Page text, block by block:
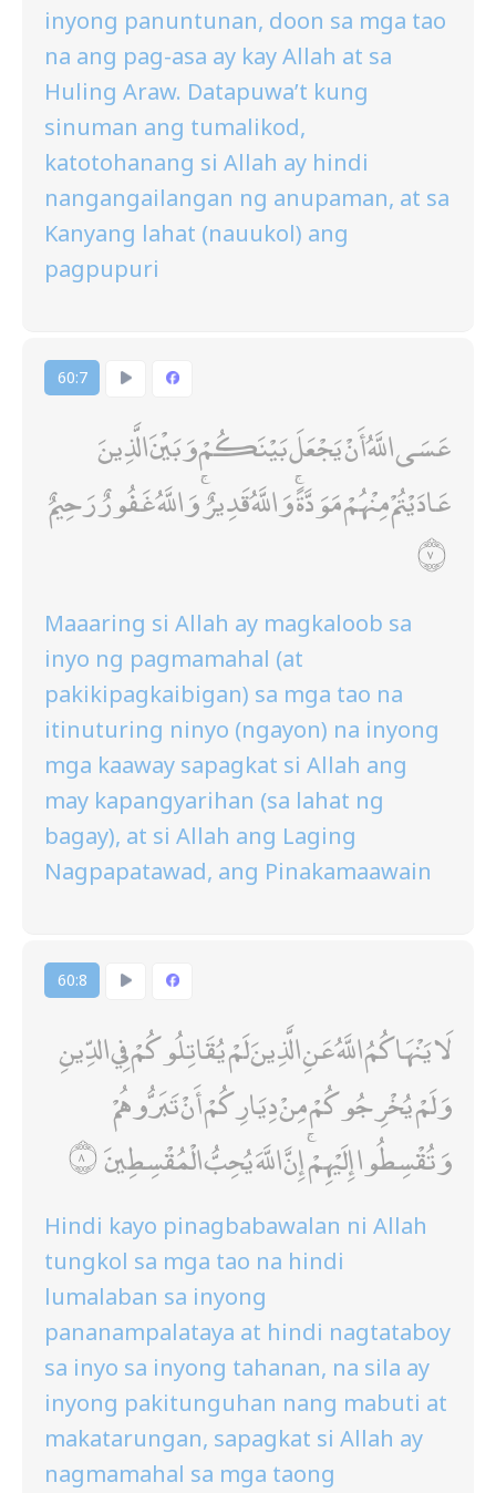
inyong panuntunan, doon sa mga tao
na ang pag-asa ay kay Allah at sa
Huling Araw. Datapuwa’t kung
sinuman ang tumalikod,
katotohanang si Allah ay hindi
nangangailangan ng anupaman, at sa
Kanyang lahat (nauukol) ang
pagpupuri
60:7
عَسَى اللَّهُ أَنْ يَجْعَلَ بَيْنَكُمْ وَبَيْنَ الَّذِينَ
عَادَيْتُمْ مِنْهُمْ مَوَدَّةً ۚ وَاللَّهُ قَدِيرٌ ۚ وَاللَّهُ غَفُورٌ رَحِيمٌ
Maaaring si Allah ay magkaloob sa
inyo ng pagmamahal (at
pakikipagkaibigan) sa mga tao na
itinuturing ninyo (ngayon) na inyong
mga kaaway sapagkat si Allah ang
may kapangyarihan (sa lahat ng
bagay), at si Allah ang Laging
Nagpapatawad, ang Pinakamaawain
60:8
لَا يَنْهَاكُمُ اللَّهُ عَنِ الَّذِينَ لَمْ يُقَاتِلُوكُمْ فِي الدِّينِ
وَلَمْ يُخْرِجُوكُمْ مِنْ دِيَارِكُمْ أَنْ تَبَرُّوهُمْ
وَتُقْسِطُوا إِلَيْهِمْ ۚ إِنَّ اللَّهَ يُحِبُّ الْمُقْسِطِينَ
Hindi kayo pinagbabawalan ni Allah
tungkol sa mga tao na hindi
lumalaban sa inyong
pananampalataya at hindi nagtataboy
sa inyo sa inyong tahanan, na sila ay
inyong pakitunguhan nang mabuti at
makatarungan, sapagkat si Allah ay
nagmamahal sa mga taong